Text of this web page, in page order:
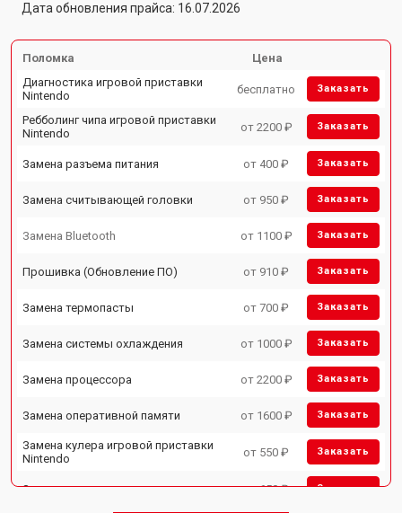
Дата обновления прайса: 16.07.2026
Поломка
Цена
Диагностика игровой приставки
Nintendo
бесплатно Заказать
Ребболинг чипа игровой приставки
Nintendo
от 2200 ₽ Заказать
Замена разъема питания от 400 ₽ Заказать
Замена считывающей головки от 950 ₽ Заказать
Замена Bluetooth от 1100 ₽ Заказать
Прошивка (Обновление ПО) от 910 ₽ Заказать
Замена термопасты от 700 ₽ Заказать
Замена системы охлаждения от 1000 ₽ Заказать
Замена процессора от 2200 ₽ Заказать
Замена оперативной памяти от 1600 ₽ Заказать
Замена кулера игровой приставки
Nintendo
от 550 ₽ Заказать
Замена аудиоразъема от 650 ₽ Заказать